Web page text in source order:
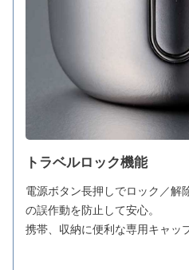
トラベルロック機能
電源ボタン長押しでロック／解
の誤作動を防止して安心。
携帯、収納に便利な専用キャッ